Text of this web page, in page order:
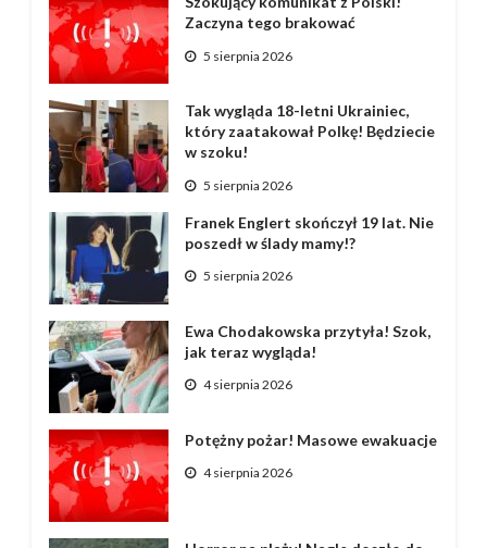
Zaczyna tego brakować
5 sierpnia 2026
Tak wygląda 18-letni Ukrainiec,
który zaatakował Polkę! Będziecie
w szoku!
5 sierpnia 2026
Franek Englert skończył 19 lat. Nie
poszedł w ślady mamy!?
5 sierpnia 2026
Ewa Chodakowska przytyła! Szok,
jak teraz wygląda!
4 sierpnia 2026
Potężny pożar! Masowe ewakuacje
4 sierpnia 2026